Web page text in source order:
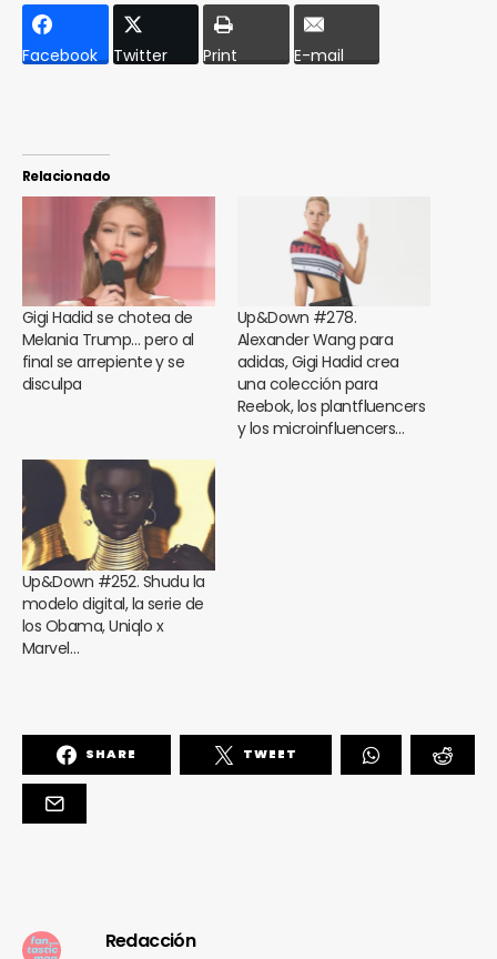
Facebook Twitter Print E-mail
Relacionado
Gigi Hadid se chotea de
Melania Trump… pero al
final se arrepiente y se
disculpa
Up&Down #278.
Alexander Wang para
adidas, Gigi Hadid crea
una colección para
Reebok, los plantfluencers
y los microinfluencers…
Up&Down #252. Shudu la
modelo digital, la serie de
los Obama, Uniqlo x
Marvel…
SHARE TWEET
Redacción